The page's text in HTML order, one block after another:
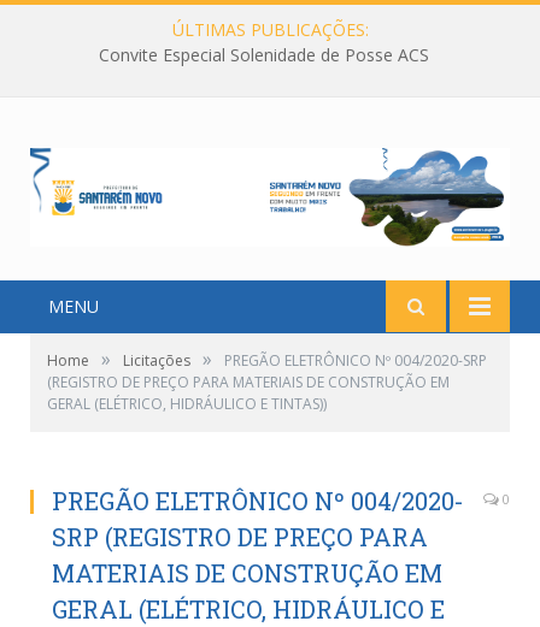
ÚLTIMAS PUBLICAÇÕES:
Convite Especial Solenidade de Posse ACS
MENU
Home » Licitações »
PREGÃO ELETRÔNICO Nº 004/2020-SRP
(REGISTRO DE PREÇO PARA MATERIAIS DE CONSTRUÇÃO EM
GERAL (ELÉTRICO, HIDRÁULICO E TINTAS))
PREGÃO ELETRÔNICO Nº 004/2020-
SRP (REGISTRO DE PREÇO PARA
MATERIAIS DE CONSTRUÇÃO EM
GERAL (ELÉTRICO, HIDRÁULICO E
0